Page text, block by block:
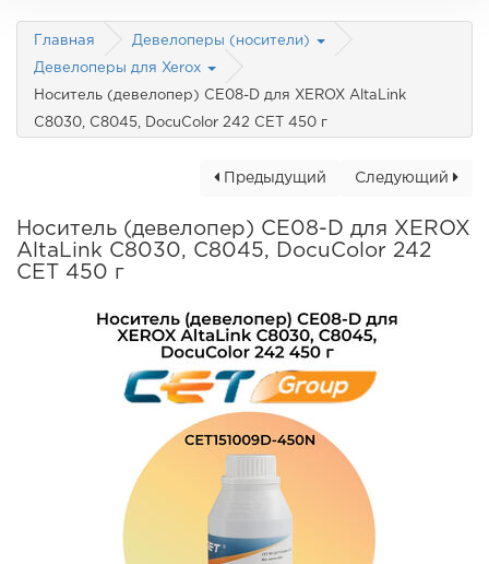
Главная Девелоперы (носители)
Девелоперы для Xerox
Носитель (девелопер) CE08-D для XEROX AltaLink
C8030, C8045, DocuColor 242 CET 450 г
Следующий
Предыдущий
Носитель (девелопер) CE08-D для XEROX
AltaLink C8030, C8045, DocuColor 242
CET 450 г